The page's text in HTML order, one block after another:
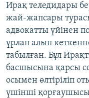
Search
ӘЛЕМ
АРНАЙЫ ЖОБАЛАР
Русский
ЖАЗЫЛЫҢЫЗ
Ирақ теледидары
жай-жапсары
адвокатты үйінен
ұрлап алып
табылған. Бұл
басшысына қарсы
осымен өлтіріліп
үшінші